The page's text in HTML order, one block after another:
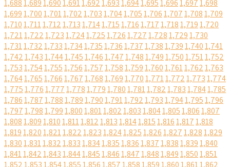
1,6881,6891,6901,6911,6921,6931,6941,6951,6961,6971,698
1,6991,7001,7011,7021,7031,7041,7051,7061,7071,7081,709
1,7101,7111,7121,7131,7141,7151,7161,7171,7181,7191,720
1,7211,7221,7231,7241,7251,7261,7271,7281,7291,730
1,7311,7321,7331,7341,7351,7361,7371,7381,7391,7401,741
1,7421,7431,7441,7451,7461,7471,7481,7491,7501,7511,752
1,7531,7541,7551,7561,7571,7581,7591,7601,7611,7621,763
1,7641,7651,7661,7671,7681,7691,7701,7711,7721,7731,774
1,7751,7761,7771,7781,7791,7801,7811,7821,7831,7841,785
1,7861,7871,7881,7891,7901,7911,7921,7931,7941,7951,796
1,7971,7981,7991,8001,8011,8021,8031,8041,8051,8061,807
1,8081,8091,8101,8111,8121,8131,8141,8151,8161,8171,818
1,8191,8201,8211,8221,8231,8241,8251,8261,8271,8281,829
1,8301,8311,8321,8331,8341,8351,8361,8371,8381,8391,840
1,8411,8421,8431,8441,8451,8461,8471,8481,8491,8501,851